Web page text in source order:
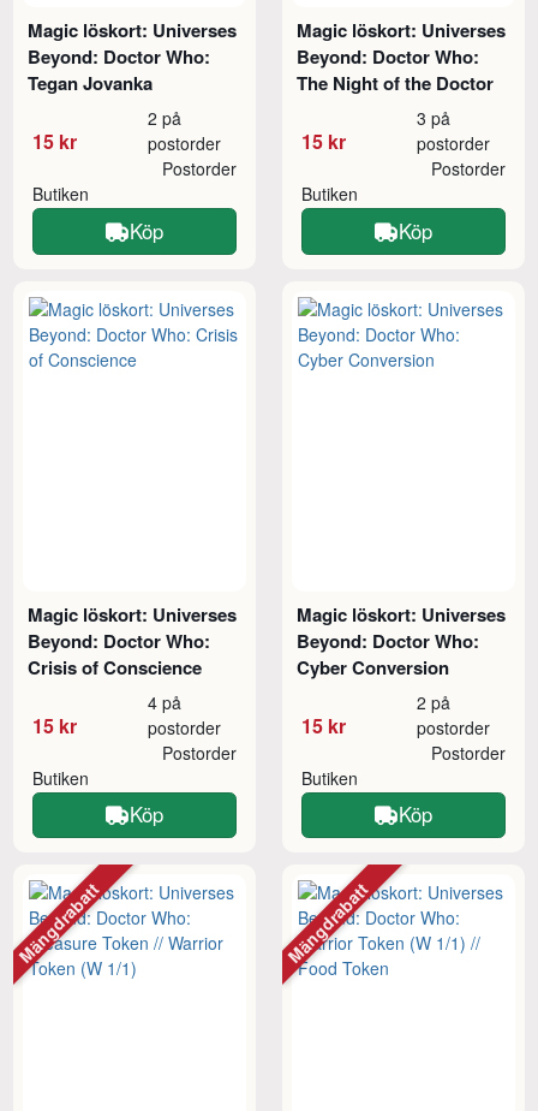
Magic löskort: Universes
Beyond: Doctor Who:
Tegan Jovanka
15 kr
2 på
postorder
Butiken
Postorder
Köp
Magic löskort: Universes
Beyond: Doctor Who:
The Night of the Doctor
15 kr
3 på
postorder
Butiken
Postorder
Köp
Magic löskort: Universes
Beyond: Doctor Who:
Crisis of Conscience
15 kr
4 på
postorder
Butiken
Postorder
Köp
Magic löskort: Universes
Beyond: Doctor Who:
Cyber Conversion
15 kr
2 på
postorder
Butiken
Postorder
Köp
Mängdrabatt Mängdrabatt